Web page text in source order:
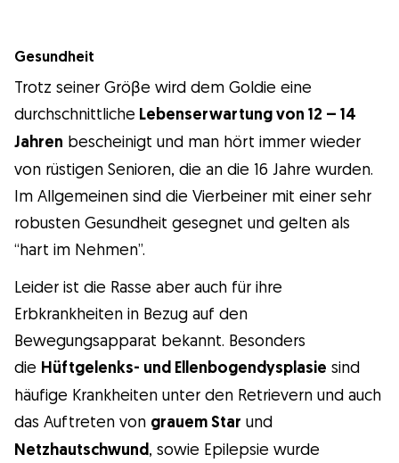
Gesundheit
Trotz seiner Gröβe wird dem Goldie eine
durchschnittliche Lebenserwartung von 12 – 14
Jahren bescheinigt und man hört immer wieder
von rüstigen Senioren, die an die 16 Jahre wurden.
Im Allgemeinen sind die Vierbeiner mit einer sehr
robusten Gesundheit gesegnet und gelten als
“hart im Nehmen”.
Leider ist die Rasse aber auch für ihre
Erbkrankheiten in Bezug auf den
Bewegungsapparat bekannt. Besonders
die Hüftgelenks- und Ellenbogendysplasie sind
häufige Krankheiten unter den Retrievern und auch
das Auftreten von grauem Star und
Netzhautschwund, sowie Epilepsie wurde